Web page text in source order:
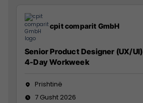
cpit comparit GmbH
Senior Product Designer (UX/UI)
4-Day Workweek
Prishtinë
7 Gusht 2026